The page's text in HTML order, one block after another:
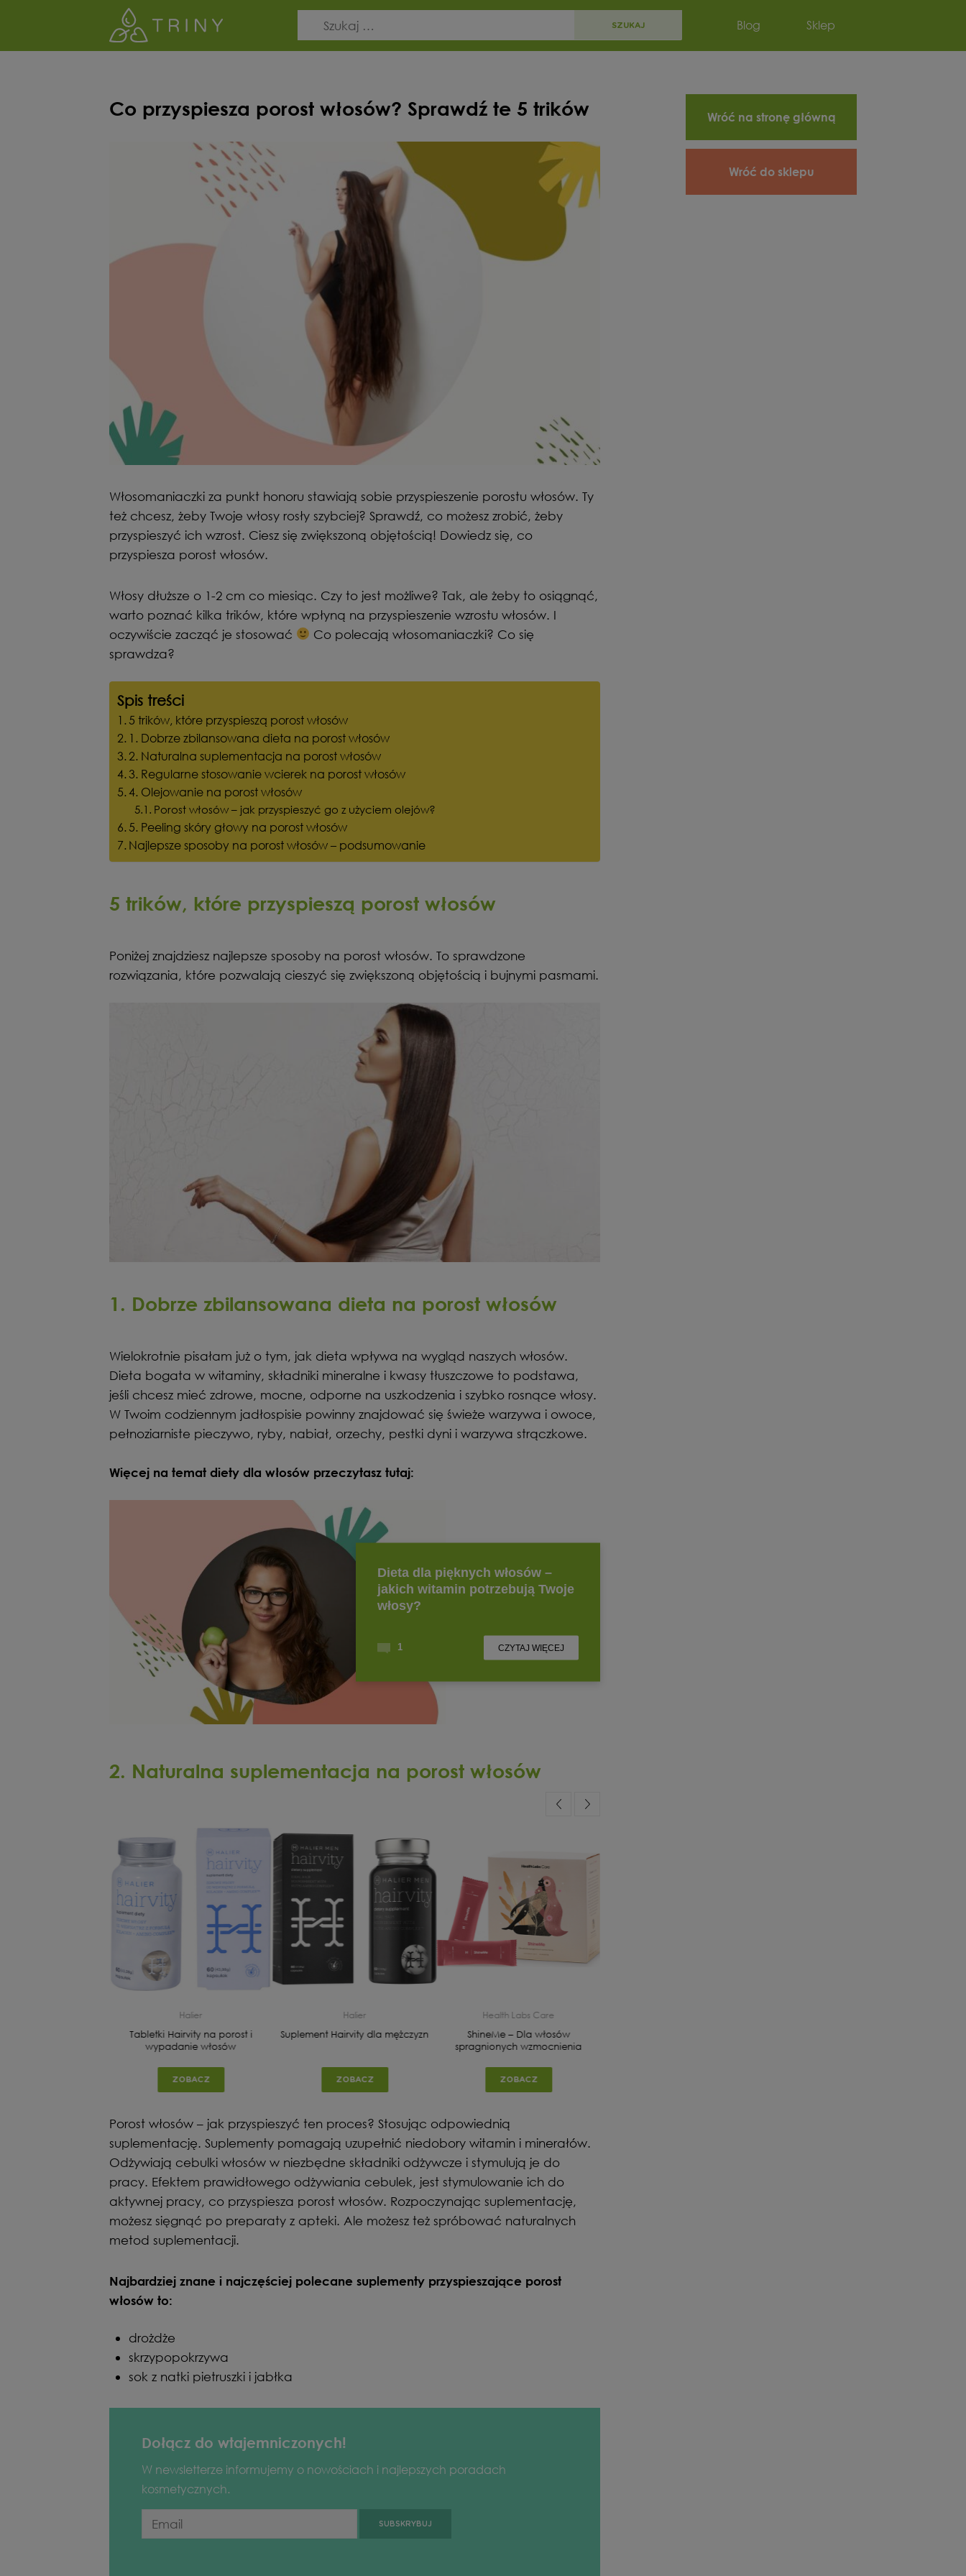
Blog Sklep
Co przyspiesza porost włosów? Sprawdź te 5 trików
Włosomaniaczki za punkt honoru stawiają sobie przyspieszenie porostu włosów. Ty
też chcesz, żeby Twoje włosy rosły szybciej? Sprawdź, co możesz zrobić, żeby
przyspieszyć ich wzrost. Ciesz się zwiększoną objętością! Dowiedz się, co
przyspiesza porost włosów.
Włosy dłuższe o 1-2 cm co miesiąc. Czy to jest możliwe? Tak, ale żeby to osiągnąć,
warto poznać kilka trików, które wpłyną na przyspieszenie wzrostu włosów. I
oczywiście zacząć je stosować
Co polecają włosomaniaczki? Co się
sprawdza?
Spis treści
5 trików, które przyspieszą porost włosów
1. Dobrze zbilansowana dieta na porost włosów
2. Naturalna suplementacja na porost włosów
3. Regularne stosowanie wcierek na porost włosów
4. Olejowanie na porost włosów
Porost włosów – jak przyspieszyć go z użyciem olejów?
5. Peeling skóry głowy na porost włosów
Najlepsze sposoby na porost włosów – podsumowanie
5 trików, które przyspieszą porost włosów
Poniżej znajdziesz najlepsze sposoby na porost włosów. To sprawdzone
rozwiązania, które pozwalają cieszyć się zwiększoną objętością i bujnymi pasmami.
1. Dobrze zbilansowana dieta na porost włosów
Wielokrotnie pisałam już o tym, jak dieta wpływa na wygląd naszych włosów.
Dieta bogata w witaminy, składniki mineralne i kwasy tłuszczowe to podstawa,
jeśli chcesz mieć zdrowe, mocne, odporne na uszkodzenia i szybko rosnące włosy.
W Twoim codziennym jadłospisie powinny znajdować się świeże warzywa i owoce,
pełnoziarniste pieczywo, ryby, nabiał, orzechy, pestki dyni i warzywa strączkowe.
Więcej na temat diety dla włosów przeczytasz tutaj:
2. Naturalna suplementacja na porost włosów
Halier
Tabletki Hairvity na porost i
wypadanie włosów
ZOBACZ
Halier
Suplement Hairvity dla mężczyzn
ZOBACZ
Health Labs Care
ShineMe – Dla włosów
spragnionych wzmocnienia
ZOBACZ
Porost włosów – jak przyspieszyć ten proces? Stosując odpowiednią
suplementację. Suplementy pomagają uzupełnić niedobory witamin i minerałów.
Odżywiają cebulki włosów w niezbędne składniki odżywcze i stymulują je do
pracy. Efektem prawidłowego odżywiania cebulek, jest stymulowanie ich do
aktywnej pracy, co przyspiesza porost włosów. Rozpoczynając suplementację,
możesz sięgnąć po preparaty z apteki. Ale możesz też spróbować naturalnych
metod suplementacji.
Najbardziej znane i najczęściej polecane suplementy przyspieszające porost
włosów to:
drożdże
skrzypopokrzywa
sok z natki pietruszki i jabłka
Dołącz do wtajemniczonych!
W newsletterze informujemy o nowościach i najlepszych poradach
kosmetycznych.
Wróć na stronę główną
Wróć do sklepu